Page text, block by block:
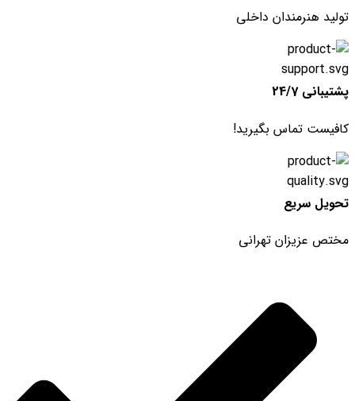
تولید هنرمندان داخلی
پشتیبانی 24/7
کافیست تماس بگیرید!
تحویل سریع
مختص عزیزان تهرانی